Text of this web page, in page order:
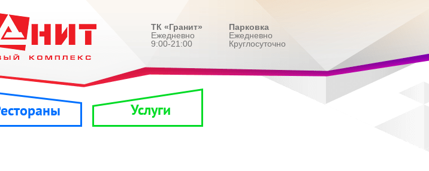
ТК «Гранит»
Ежедневно
9:00-21:00
Парковка
Ежедневно
Круглосуточно
Услуги